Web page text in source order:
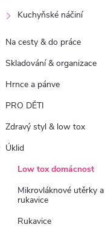
Kuchyňské náčiní
Na cesty & do práce
Skladování & organizace
Hrnce a pánve
PRO DĚTI
Zdravý styl & low tox
Úklid
Low tox domácnost
Mikrovláknové utěrky a
rukavice
Rukavice